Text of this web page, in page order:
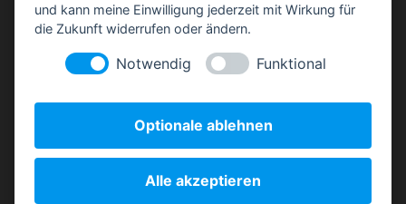
und kann meine Einwilligung jederzeit mit Wirkung für
die Zukunft widerrufen oder ändern.
Notwendig Funktional
Optionale ablehnen
Alle akzeptieren